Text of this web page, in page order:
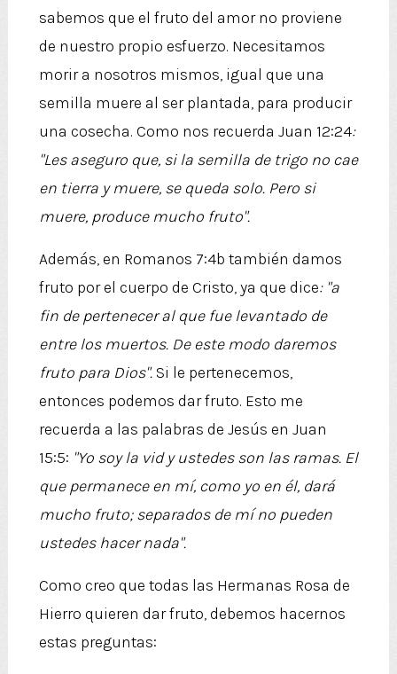
sabemos que el fruto del amor no proviene
de nuestro propio esfuerzo. Necesitamos
morir a nosotros mismos, igual que una
semilla muere al ser plantada, para producir
una cosecha. Como nos recuerda Juan 12:24:
"Les aseguro que, si la semilla de trigo no cae
en tierra y muere, se queda solo. Pero si
muere, produce mucho fruto".
Además, en Romanos 7:4b también damos
fruto por el cuerpo de Cristo, ya que dice: "a
fin de pertenecer al que fue levantado de
entre los muertos. De este modo daremos
fruto para Dios".Si le pertenecemos,
entonces podemos dar fruto. Esto me
recuerda a las palabras de Jesús en Juan
15:5: "Yo soy la vid y ustedes son las ramas. El
que permanece en mí, como yo en él, dará
mucho fruto; separados de mí no pueden
ustedes hacer nada".
Como creo que todas las Hermanas Rosa de
Hierro quieren dar fruto, debemos hacernos
estas preguntas: